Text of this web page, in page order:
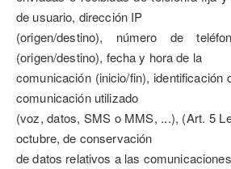
de usuario, dirección IP
(origen/destino), número de
(origen/destino), fecha y hora de la
comunicación (inicio/fin), identificación
comunicación utilizado
(voz, datos, SMS o MMS, ...), (Art. 5
octubre, de conservación
de datos relativos a las